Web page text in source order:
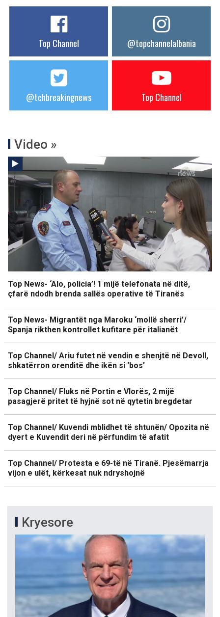
Top Channel @topchannelalbania
@tchbreakingnews Top Channel
Video »
Top News- ‘Alo, policia’! 1 mijë telefonata në ditë,
çfarë ndodh brenda sallës operative të Tiranës
Top News- Migrantët nga Maroku ‘mollë sherri’/
Spanja rikthen kontrollet kufitare për italianët
Top Channel/ Ariu futet në vendin e shenjtë në Devoll,
shkatërron orenditë dhe ikën si ‘bos’
Top Channel/ Fluks në Portin e Vlorës, 2 mijë
pasagjerë pritet të hyjnë sot në qytetin bregdetar
Top Channel/ Kuvendi mblidhet të shtunën/ Opozita në
dyert e Kuvendit deri në përfundim të afatit
Top Channel/ Protesta e 69-të në Tiranë. Pjesëmarrja
vijon e ulët, kërkesat nuk ndryshojnë
Kryesore